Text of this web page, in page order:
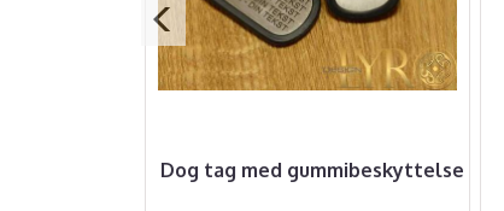
Dog tag med gummibeskyttelse